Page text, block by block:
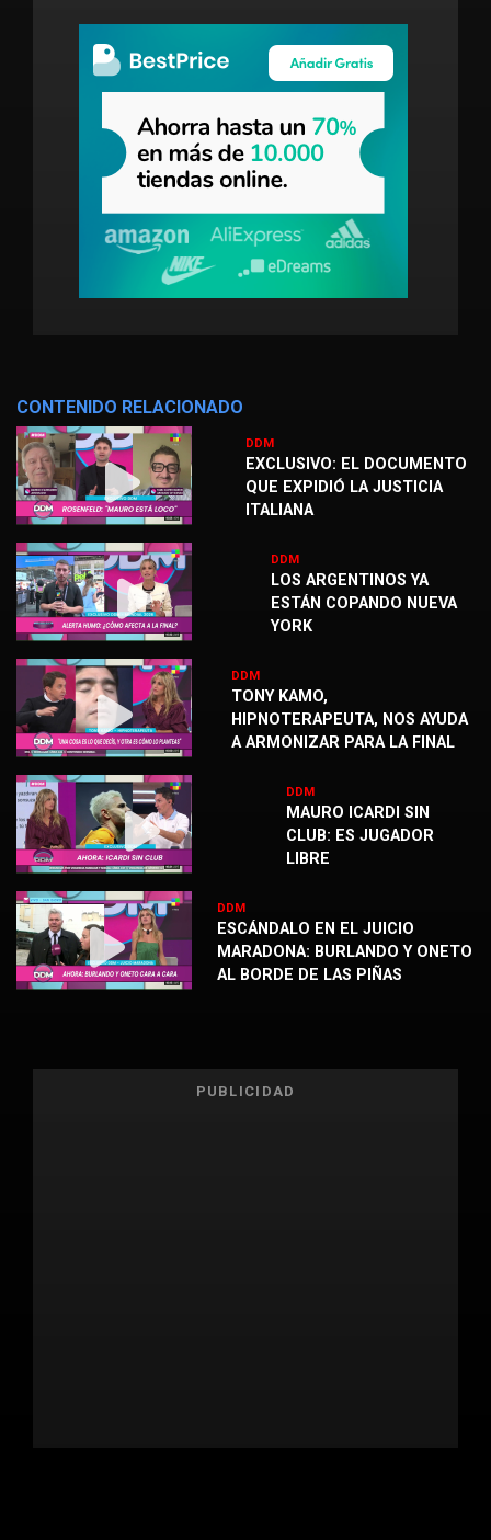
CONTENIDO RELACIONADO
DDM
EXCLUSIVO: EL DOCUMENTO
QUE EXPIDIÓ LA JUSTICIA
ITALIANA
DDM
LOS ARGENTINOS YA
ESTÁN COPANDO NUEVA
YORK
DDM
TONY KAMO,
HIPNOTERAPEUTA, NOS AYUDA
A ARMONIZAR PARA LA FINAL
DDM
MAURO ICARDI SIN
CLUB: ES JUGADOR
LIBRE
DDM
ESCÁNDALO EN EL JUICIO
MARADONA: BURLANDO Y ONETO
AL BORDE DE LAS PIÑAS
PUBLICIDAD